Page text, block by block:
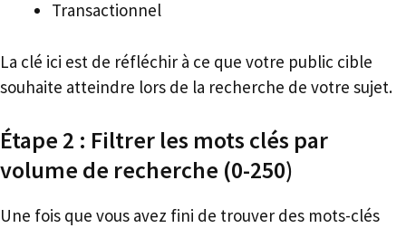
Transactionnel
La clé ici est de réfléchir à ce que votre public cible
souhaite atteindre lors de la recherche de votre sujet.
Étape 2 : Filtrer les mots clés par
volume de recherche (0-250)
Une fois que vous avez fini de trouver des mots-clés